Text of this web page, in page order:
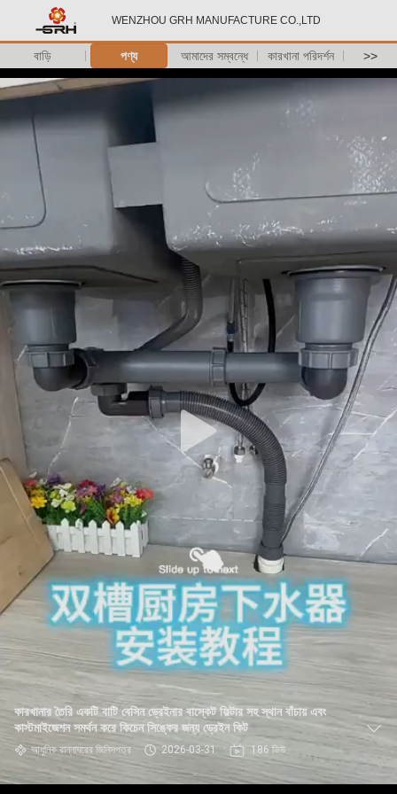
WENZHOU GRH MANUFACTURE CO.,LTD
বাড়ি পণ্য আমাদের সম্বন্ধে কারখানা পরিদর্শন >>
কারখানার তৈরি একটি বাটি বেসিন ড্রেইনার বাস্কেট ফিল্টার সহ স্থান বাঁচায় এবং
কাস্টমাইজেশন সমর্থন করে কিচেন সিঙ্কের জন্য ড্রেইন কিট
আধুনিক রান্নাঘরের জিনিসপত্র 2026-03-31 186 ভিউ